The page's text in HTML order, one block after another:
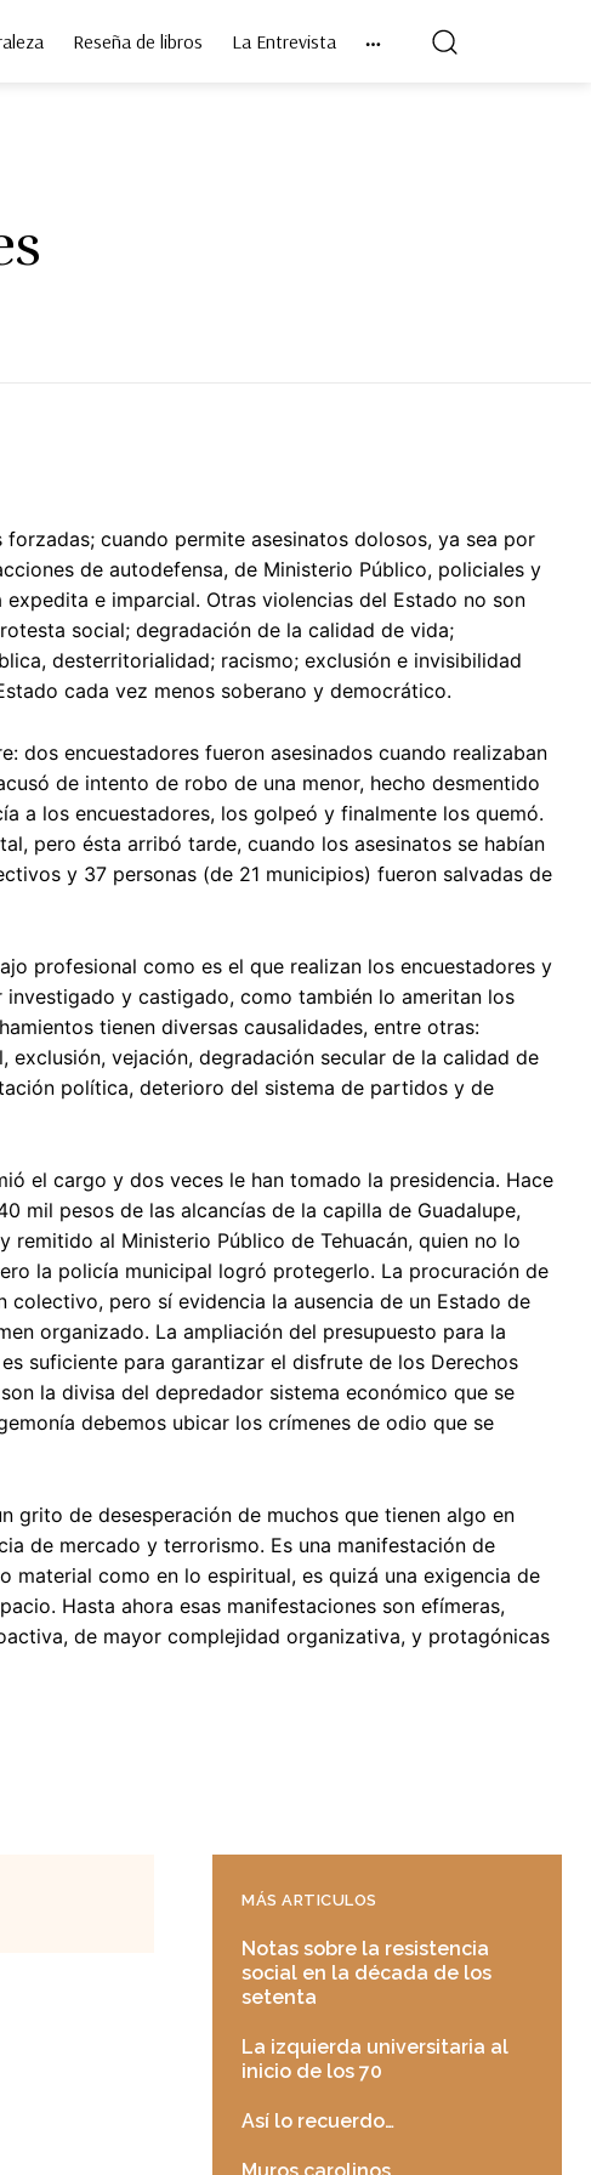
Reseña de libros La Entrevista
cuando permite asesinatos dolosos, ya sea por
de autodefensa, de Ministerio Público, policiales y
e imparcial. Otras violencias del Estado no son
social; degradación de la calidad de vida;
desterritorialidad; racismo; exclusión e invisibilidad
cada vez menos soberano y democrático.
dos encuestadores fueron asesinados cuando realizaban
de intento de robo de una menor, hecho desmentido
a los encuestadores, los golpeó y finalmente los quemó.
pero ésta arribó tarde, cuando los asesinatos se habían
y 37 personas (de 21 municipios) fueron salvadas de
profesional como es el que realizan los encuestadores y
y castigado, como también lo ameritan los
tienen diversas causalidades, entre otras:
vejación, degradación secular de la calidad de
política, deterioro del sistema de partidos y de
el cargo y dos veces le han tomado la presidencia. Hace
mil pesos de las alcancías de la capilla de Guadalupe,
al Ministerio Público de Tehuacán, quien no lo
la policía municipal logró protegerlo. La procuración de
pero sí evidencia la ausencia de un Estado de
organizado. La ampliación del presupuesto para la
suficiente para garantizar el disfrute de los Derechos
la divisa del depredador sistema económico que se
debemos ubicar los crímenes de odio que se
grito de desesperación de muchos que tienen algo en
de mercado y terrorismo. Es una manifestación de
como en lo espiritual, es quizá una exigencia de
Hasta ahora esas manifestaciones son efímeras,
de mayor complejidad organizativa, y protagónicas
MÁS ARTICULOS
Notas sobre la resistencia
social en la década de los
setenta
La izquierda universitaria al
inicio de los 70
Así lo recuerdo…